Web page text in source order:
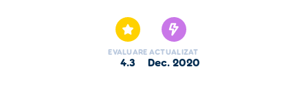
EVALUARE
4.3
ACTUALIZAT
dec. 2020